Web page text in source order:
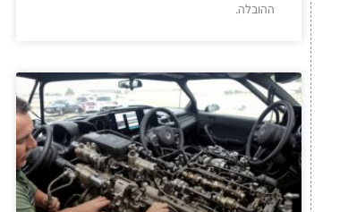
ההובלה.